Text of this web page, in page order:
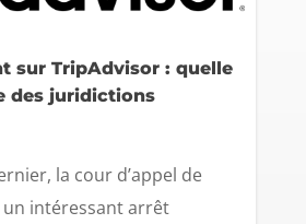
sur TripAdvisor : quelle
des juridictions
la cour d’appel de
un intéressant arrêt